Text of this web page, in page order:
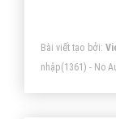
Bài viết tạo bởi:
nhập(1361) - No